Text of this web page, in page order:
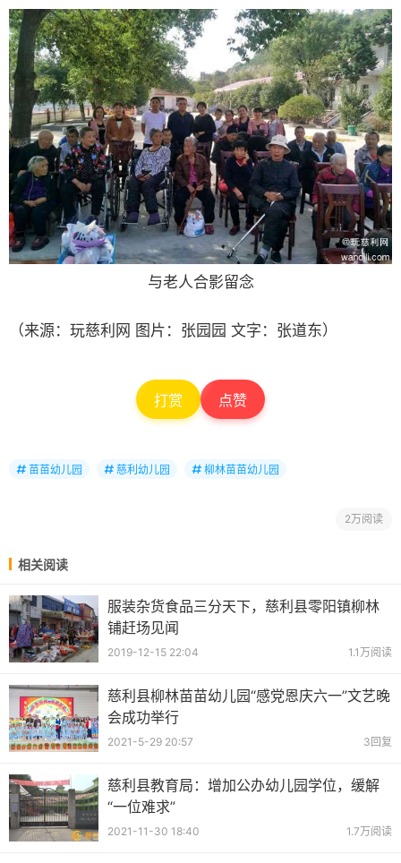
与老人合影留念
（来源：玩慈利网 图片：张园园 文字：张道东）
打赏 点赞
苗苗幼儿园 慈利幼儿园 柳林苗苗幼儿园
2万阅读
相关阅读
服装杂货食品三分天下，慈利县零阳镇柳林
铺赶场见闻
2019-12-15 22:04 1.1万阅读
慈利县柳林苗苗幼儿园“感党恩庆六一”文艺晚
会成功举行
2021-5-29 20:57 3回复
慈利县教育局：增加公办幼儿园学位，缓解
“一位难求”
2021-11-30 18:40 1.7万阅读